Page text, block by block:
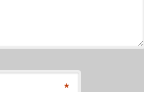
*